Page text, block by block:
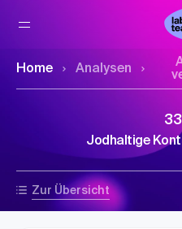
Home Analysen
Zur Übersicht
Jodhaltige